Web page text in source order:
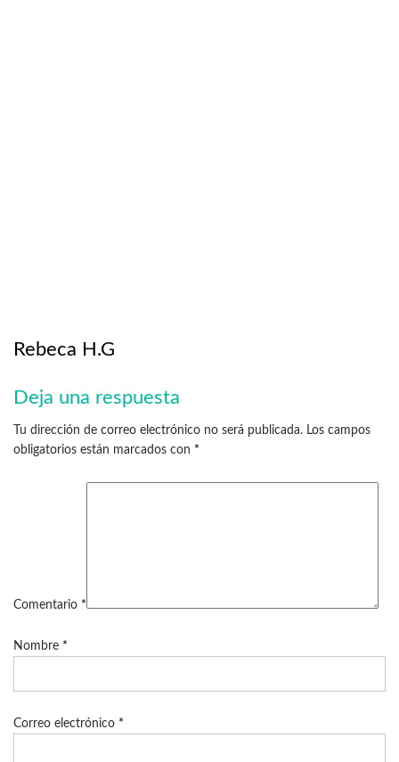
Rebeca H.G
Deja una respuesta
Tu dirección de correo electrónico no será publicada. Los campos
obligatorios están marcados con *
Comentario *
Nombre *
Correo electrónico *